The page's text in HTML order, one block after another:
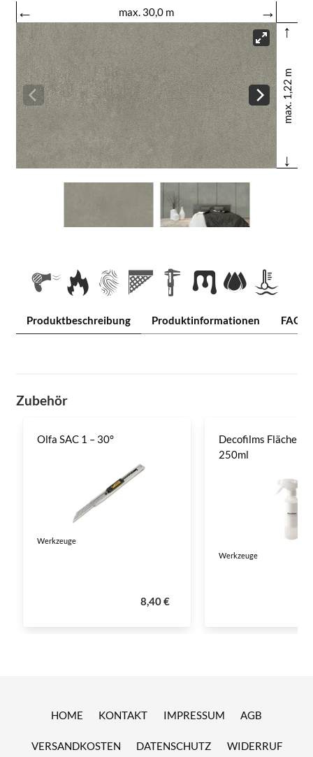
← max. 30,0 m
→
↑
max. 1,22 m
↓
Produktbeschreibung Produktinformationen FAQ
Zubehör
Olfa SAC 1 – 30°
Werkzeuge
8,40 €
Decofilms
250ml
Werkzeuge
HOME KONTAKT IMPRESSUM AGB
VERSANDKOSTEN DATENSCHUTZ WIDERRUF